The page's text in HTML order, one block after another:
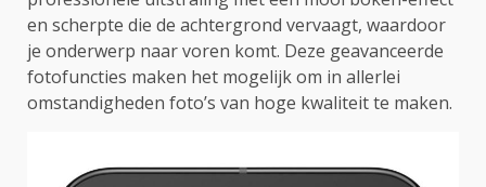
en scherpte die de achtergrond vervaagt, waardoor
je onderwerp naar voren komt. Deze geavanceerde
fotofuncties maken het mogelijk om in allerlei
omstandigheden foto’s van hoge kwaliteit te maken.